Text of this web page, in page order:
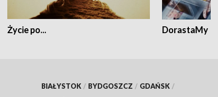
Życie po... DorastaMy
BIAŁYSTOK / BYDGOSZCZ / GDAŃSK /